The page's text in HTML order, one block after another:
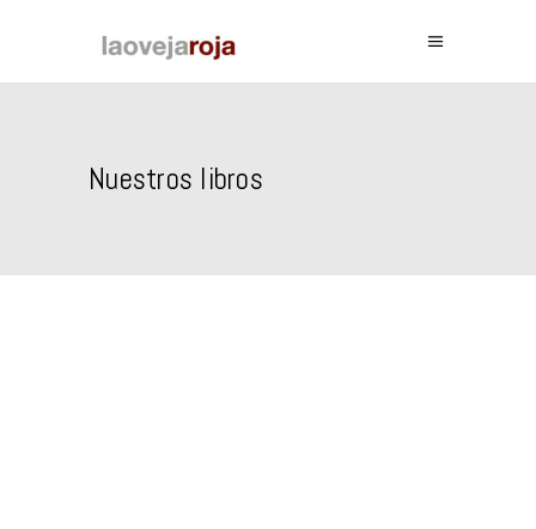
Nuestros libros